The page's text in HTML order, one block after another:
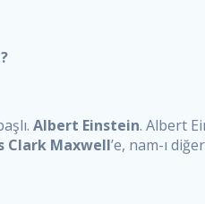
Albert Einstein. Albert
Clark Maxwell’e, nam-ı diğer